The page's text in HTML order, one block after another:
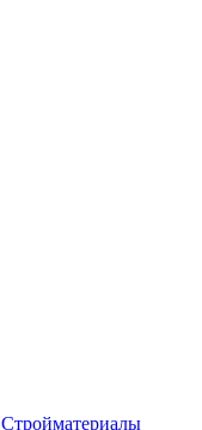
Стройматериалы